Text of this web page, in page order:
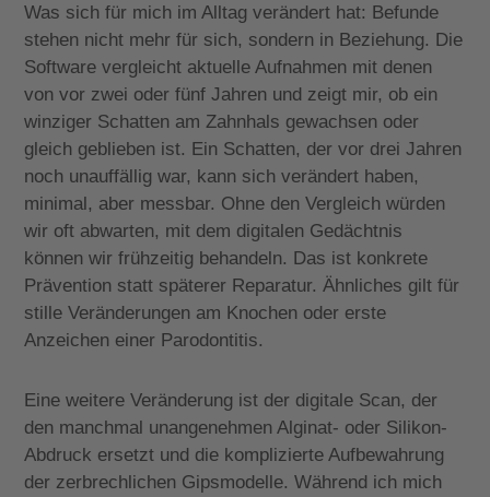
Was sich für mich im Alltag verändert hat: Befunde
stehen nicht mehr für sich, sondern in Beziehung. Die
Software vergleicht aktuelle Aufnahmen mit denen
von vor zwei oder fünf Jahren und zeigt mir, ob ein
winziger Schatten am Zahnhals gewachsen oder
gleich geblieben ist. Ein Schatten, der vor drei Jahren
noch unauffällig war, kann sich verändert haben,
minimal, aber messbar. Ohne den Vergleich würden
wir oft abwarten, mit dem digitalen Gedächtnis
können wir frühzeitig behandeln. Das ist konkrete
Prävention statt späterer Reparatur. Ähnliches gilt für
stille Veränderungen am Knochen oder erste
Anzeichen einer Parodontitis.
Eine weitere Veränderung ist der digitale Scan, der
den manchmal unangenehmen Alginat- oder Silikon-
Abdruck ersetzt und die komplizierte Aufbewahrung
der zerbrechlichen Gipsmodelle. Während ich mich